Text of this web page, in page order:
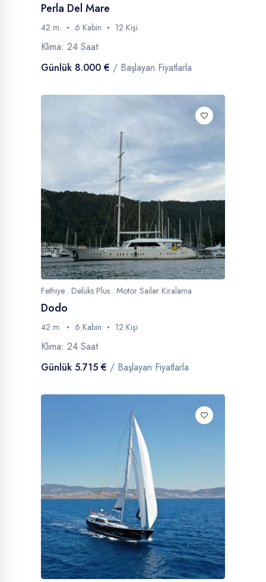
Perla Del Mare
42 m. 6 Kabin 12 Kişi
Klima: 24 Saat
Günlük 8.000 € / Başlayan Fiyatlarla
Fethiye . Delüks Plus . Motor Sailer Kiralama
Dodo
42 m. 6 Kabin 12 Kişi
Klima: 24 Saat
Günlük 5.715 € / Başlayan Fiyatlarla